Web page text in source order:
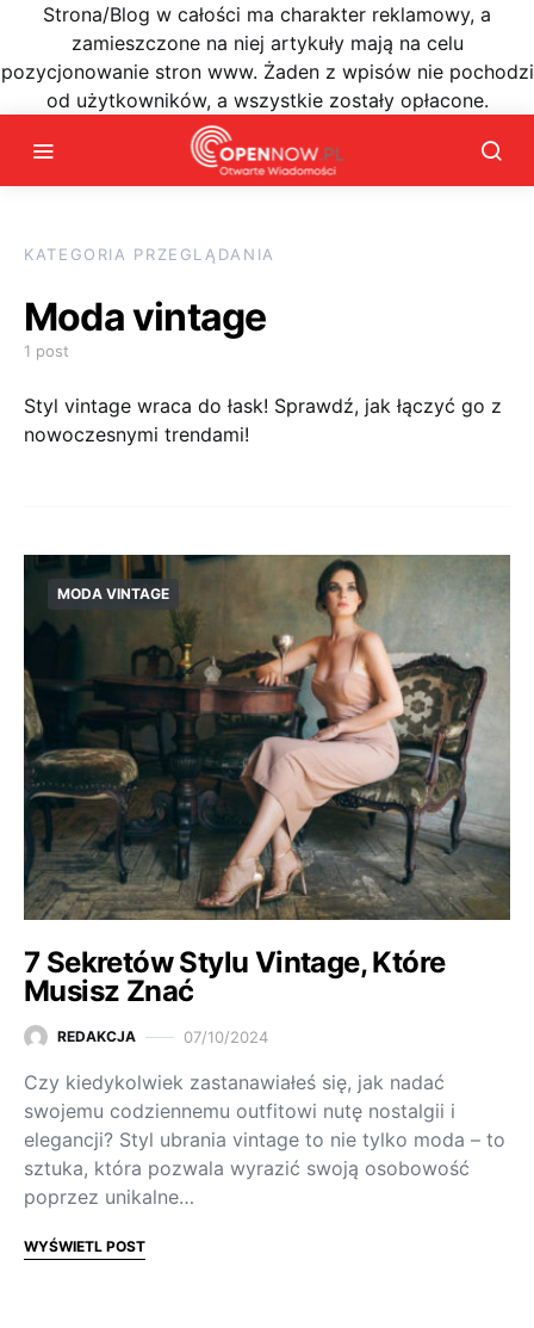
Strona/Blog w całości ma charakter reklamowy, a
zamieszczone na niej artykuły mają na celu
pozycjonowanie stron www. Żaden z wpisów nie pochodzi
od użytkowników, a wszystkie zostały opłacone.
KATEGORIA PRZEGLĄDANIA
Moda vintage
1 post
Styl vintage wraca do łask! Sprawdź, jak łączyć go z
nowoczesnymi trendami!
MODA VINTAGE
7 Sekretów Stylu Vintage, Które
Musisz Znać
REDAKCJA 07/10/2024
Czy kiedykolwiek zastanawiałeś się, jak nadać
swojemu codziennemu outfitowi nutę nostalgii i
elegancji? Styl ubrania vintage to nie tylko moda – to
sztuka, która pozwala wyrazić swoją osobowość
poprzez unikalne…
WYŚWIETL POST